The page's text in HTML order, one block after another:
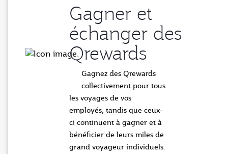
Gagner et
échanger des
Qrewards
Gagnez des Qrewards
collectivement pour tous
les voyages de vos
employés, tandis que ceux-
ci continuent à gagner et à
bénéficier de leurs miles de
grand voyageur individuels.